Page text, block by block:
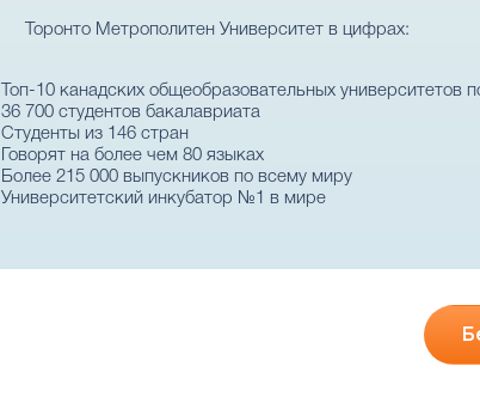
Торонто Метрополитен Университет в цифрах:
Топ-10 канадских общеобразовательных университетов
36 700 студентов бакалавриата
Студенты из 146 стран
Говорят на более чем 80 языках
Более 215 000 выпускников по всему миру
Университетский инкубатор №1 в мире